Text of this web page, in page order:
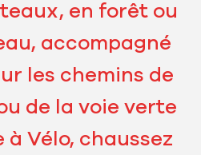
en forêt ou
accompagné
les chemins de
de la voie verte
à Vélo, chaussez